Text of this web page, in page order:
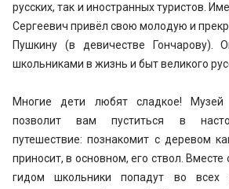
русских, так и иностранных туристов.
Сергеевич привёл свою молодую и
Пушкину (в девичестве Гончарову).
школьниками в жизнь и быт великого
Многие дети любят сладкое!
позволит вам пуститься в
путешествие: познакомит с деревом
приносит, в основном, его ствол.
гидом школьники попадут во всех